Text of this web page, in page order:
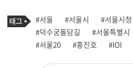
기
사
관
련
태
태
그
#서울 #서울시 #서울시청
#덕수궁돌담길
#서울특별시
#서울20
#홍진호 #IOI